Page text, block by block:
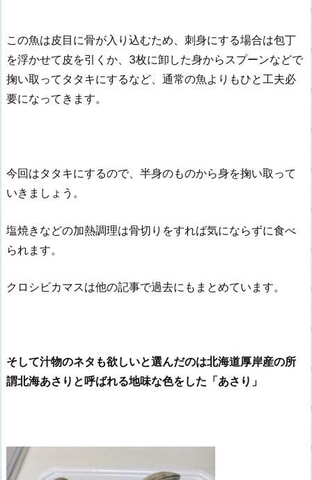
この魚は皮目に骨が入り込むため、刺身にする場合は包丁
を浮かせて皮を引くか、3枚に卸した身からスプーンなどで
掬い取ってタタキにするなど、通常の魚よりもひと工夫必
要になってきます。
今回はタタキにするので、半身のものから身を掬い取って
いきましょう。
塩焼きなどの加熱調理は骨切りをすれば気にならずに食べ
られます。
クロシビカマスは他の記事で過去にもまとめています。
そして汁物のネタも欲しいと選んだのは北海道厚岸産の所
謂北海あさりと呼ばれる地味な色をした「あさり」